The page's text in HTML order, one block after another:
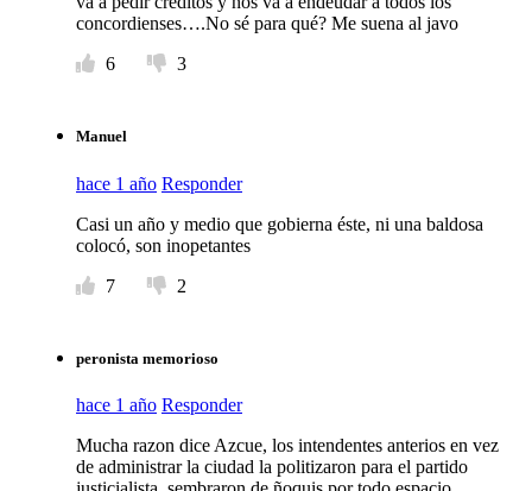
concordienses….No sé para qué? Me suena al javo
6
3
Manuel
hace 1 año Responder
Casi un año y medio que gobierna éste, ni una baldosa
colocó, son inopetantes
7
2
peronista memorioso
hace 1 año Responder
Mucha razon dice Azcue, los intendentes anterios en vez
de administrar la ciudad la politizaron para el partido